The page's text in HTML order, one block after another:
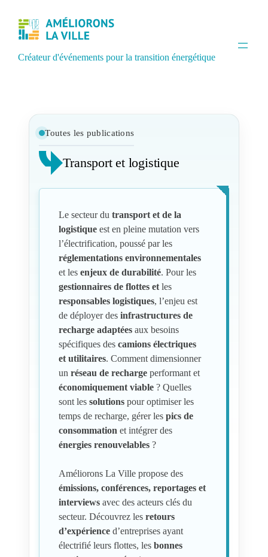
Créateur d'événements pour la transition énergétique
Toutes les publications
Transport et logistique
Le secteur dutransport et de la
logistique est en pleine mutation vers
l’électrification, poussé par les
réglementations environnementales
et lesenjeux de durabilité. Pour les
gestionnaires de flottes etles
responsables logistiques, l’enjeu est
de déployer desinfrastructures de
recharge adaptées aux besoins
spécifiques descamions électriques
et utilitaires. Comment dimensionner
unréseau de recharge performant et
économiquement viable ? Quelles
sont lessolutions pour optimiser les
temps de recharge, gérer lespics de
consommation et intégrer des
énergies renouvelables ?
Améliorons La Ville propose des
émissions, conférences, reportages et
interviews avec des acteurs clés du
secteur. Découvrez lesretours
d’expérience d’entreprises ayant
électrifié leurs flottes, lesbonnes